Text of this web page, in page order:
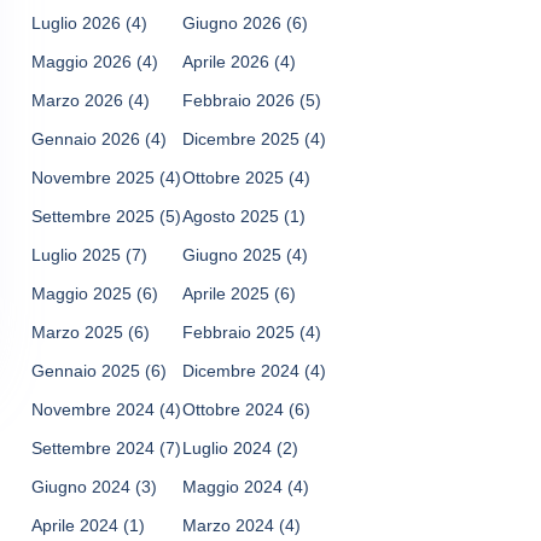
Luglio 2026 (4) Giugno 2026 (6)
Maggio 2026 (4) Aprile 2026 (4)
Marzo 2026 (4) Febbraio 2026 (5)
Gennaio 2026 (4) Dicembre 2025 (4)
Novembre 2025 (4)Ottobre 2025 (4)
Settembre 2025 (5)Agosto 2025 (1)
Luglio 2025 (7) Giugno 2025 (4)
Maggio 2025 (6) Aprile 2025 (6)
Marzo 2025 (6) Febbraio 2025 (4)
Gennaio 2025 (6) Dicembre 2024 (4)
Novembre 2024 (4)Ottobre 2024 (6)
Settembre 2024 (7)Luglio 2024 (2)
Giugno 2024 (3) Maggio 2024 (4)
Aprile 2024 (1) Marzo 2024 (4)